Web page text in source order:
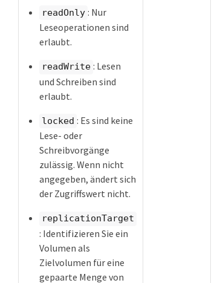
readOnly : Nur
Leseoperationen sind
erlaubt.
readWrite : Lesen
und Schreiben sind
erlaubt.
locked : Es sind keine
Lese- oder
Schreibvorgänge
zulässig. Wenn nicht
angegeben, ändert sich
der Zugriffswert nicht.
replicationTarget
: Identifizieren Sie ein
Volumen als
Zielvolumen für eine
gepaarte Menge von